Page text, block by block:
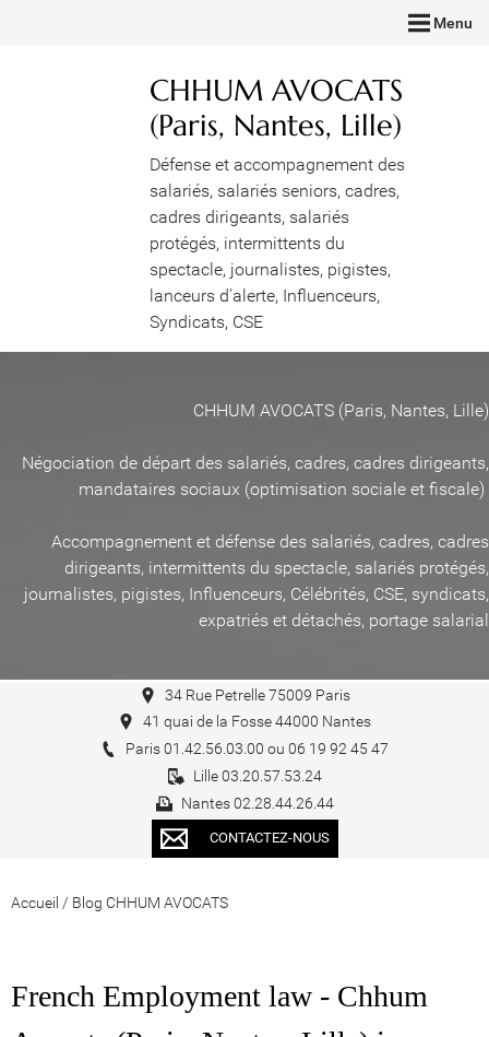
Menu
CHHUM AVOCATS
(Paris, Nantes, Lille)
Défense et accompagnement des
salariés, salariés seniors, cadres,
cadres dirigeants, salariés
protégés, intermittents du
spectacle, journalistes, pigistes,
lanceurs d'alerte, Influenceurs,
Syndicats, CSE
CHHUM AVOCATS (Paris, Nantes, Lille)
Négociation de départ des salariés, cadres, cadres dirigeants,
mandataires sociaux (optimisation sociale et fiscale)
Accompagnement et défense des salariés, cadres, cadres
dirigeants, intermittents du spectacle, salariés protégés,
journalistes, pigistes, Influenceurs, Célébrités, CSE, syndicats,
expatriés et détachés, portage salarial
34 Rue Petrelle 75009 Paris
41 quai de la Fosse 44000 Nantes
Paris 01.42.56.03.00 ou 06 19 92 45 47
Lille 03.20.57.53.24
Nantes 02.28.44.26.44
CONTACTEZ-NOUS
Accueil / Blog CHHUM AVOCATS
French Employment law - Chhum